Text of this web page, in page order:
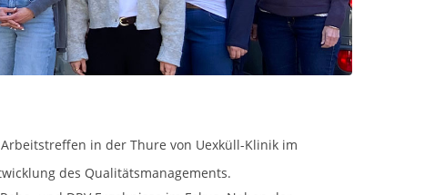
in der Thure von Uexküll-Klinik im
des Qualitätsmanagements.